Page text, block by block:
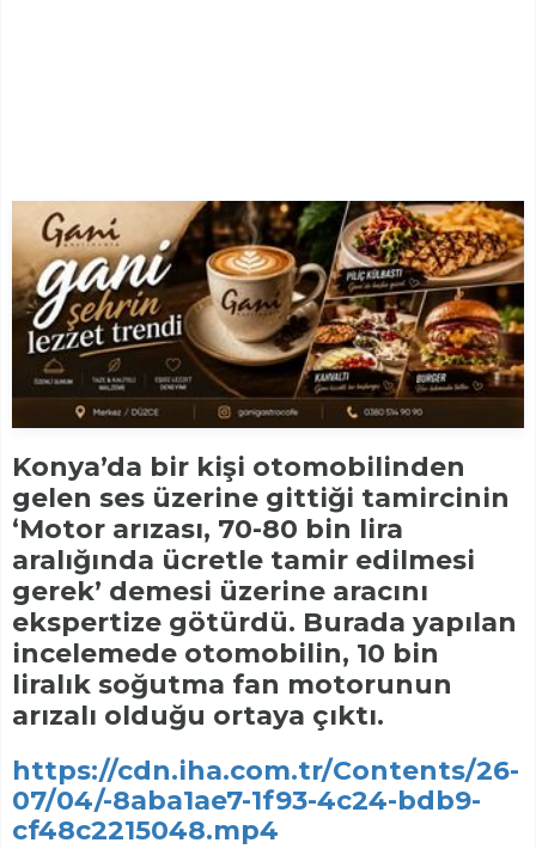
Konya’da bir kişi otomobilinden
gelen ses üzerine gittiği tamircinin
‘Motor arızası, 70-80 bin lira
aralığında ücretle tamir edilmesi
gerek’ demesi üzerine aracını
ekspertize götürdü. Burada yapılan
incelemede otomobilin, 10 bin
liralık soğutma fan motorunun
arızalı olduğu ortaya çıktı.
https://cdn.iha.com.tr/Contents/26-
07/04/-8aba1ae7-1f93-4c24-bdb9-
cf48c2215048.mp4